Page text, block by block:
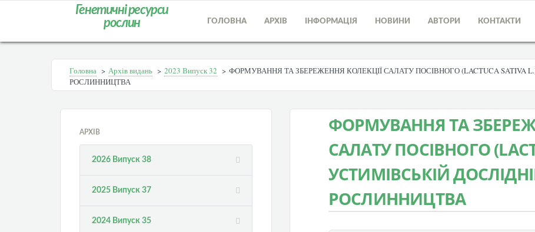
Генетичні ресурси
рослин
ГОЛОВНА АРХІВ ІНФОРМАЦІЯ НОВИНИ АВТОРИ КОНТАКТИ
Головна > Архів видань > 2023 Випуск 32 > ФОРМУВАННЯ ТА ЗБЕРЕЖЕННЯ КОЛЕКЦІЇ САЛАТУ ПОСІВНОГО (LACTUCA SATIVA
РОСЛИННИЦТВА
АРХІВ
2026 Випуск 38
2025 Випуск 37
2024 Випуск 35
ФОРМУВАННЯ ТА
САЛАТУ ПОСІВНОГО
УСТИМІВСЬКІЙ
РОСЛИННИЦТВА